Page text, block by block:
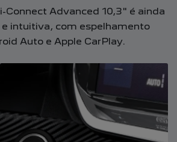
Connect Advanced 10,3" é ainda
intuitiva, com espelhamento
Auto e Apple CarPlay.